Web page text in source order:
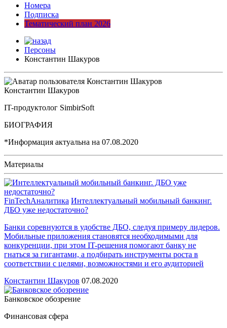
Номера
Подписка
Тематический план 2026
Персоны
Константин Шакуров
Константин Шакуров
IT-продуктолог SimbirSoft
БИОГРАФИЯ
*Информация актуальна на 07.08.2020
Материалы
FinTechАналитика Интеллектуальный мобильный банкинг.
ДБО уже недостаточно?
Банки соревнуются в удобстве ДБО, следуя примеру лидеров.
Мобильные приложения становятся необходимыми для
конкуренции, при этом IT-решения помогают банку не
гнаться за гигантами, а подбирать инструменты роста в
соответствии с целями, возможностями и его аудиторией
Константин Шакуров 07.08.2020
Банковское обозрение
Финансовая сфера